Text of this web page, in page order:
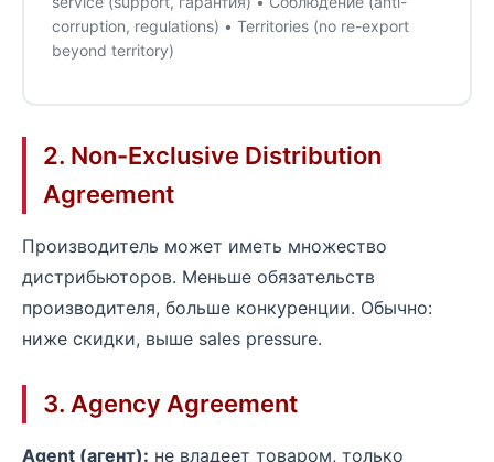
corruption, regulations) • Territories (no re-export
beyond territory)
2. Non-Exclusive Distribution
Agreement
Производитель может иметь множество
дистрибьюторов. Меньше обязательств
производителя, больше конкуренции. Обычно:
ниже скидки, выше sales pressure.
3. Agency Agreement
Agent (агент): не владеет товаром, только